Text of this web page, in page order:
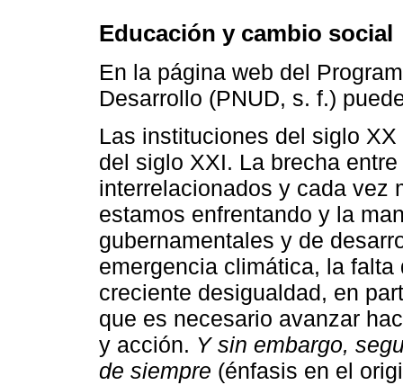
Educación y cambio social
En la página web del
Desarrollo (PNUD, s. f.)
Las instituciones del siglo
del siglo XXI. La brecha
interrelacionados y cada vez
estamos enfrentando y la
gubernamentales y de
emergencia climática, la
creciente desigualdad, en
que es necesario avanzar
y acción. Y sin embargo,
de siempre (énfasis en el